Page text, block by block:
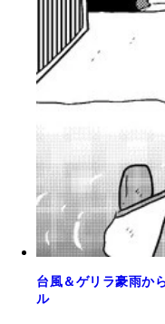
台風＆ゲリラ豪雨か
ル